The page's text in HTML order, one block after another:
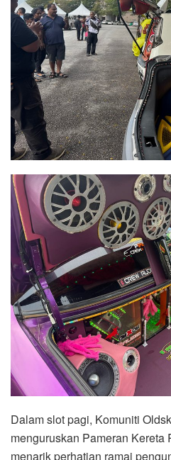
Dalam slot pagi, Komuniti
menguruskan Pameran Kereta
menarik perhatian ramai